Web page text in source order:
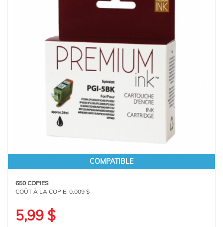
COMPATIBLE
650 COPIES
COÛT À LA COPIE: 0,009 $
5,99 $